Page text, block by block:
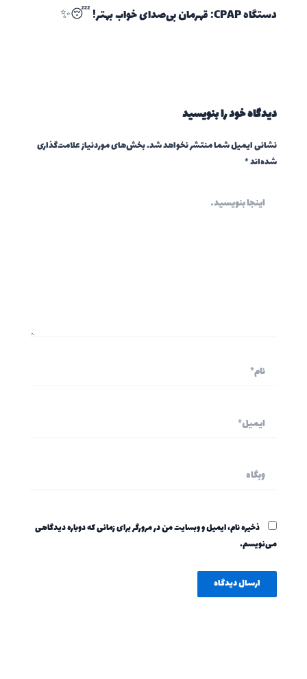
دستگاه CPAP: قهرمان بی‌صدای خواب بهتر! 😴✨
دیدگاه‌ خود را بنویسید
نشانی ایمیل شما منتشر نخواهد شد.بخش‌های موردنیاز علامت‌گذاری
شده‌اند*
بنویسید…
ذخیره نام، ایمیل و وبسایت من در مرورگر برای زمانی که دوباره دیدگاهی
می‌نویسم.